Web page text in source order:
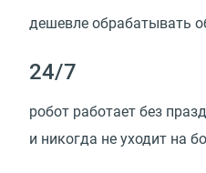
дешевле обрабатывать
24/7
робот работает без
и никогда не уходит на